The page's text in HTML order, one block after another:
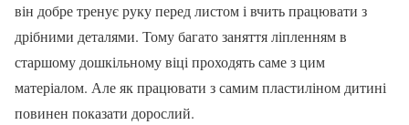
він добре тренує руку перед листом і вчить працювати з
дрібними деталями. Тому багато заняття ліпленням в
старшому дошкільному віці проходять саме з цим
матеріалом. Але як працювати з самим пластиліном дитині
повинен показати дорослий.